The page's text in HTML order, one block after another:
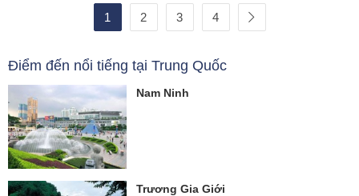
1 2 3 4
Điểm đến nổi tiếng tại Trung Quốc
Nam Ninh
Trương Gia Giới